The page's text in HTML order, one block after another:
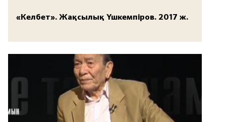
«Келбет». Жақсылық Үшкемпіров. 2017 ж.